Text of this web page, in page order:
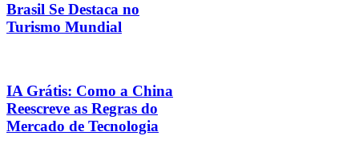
Brasil Se Destaca no
Turismo Mundial
IA Grátis: Como a China
Reescreve as Regras do
Mercado de Tecnologia